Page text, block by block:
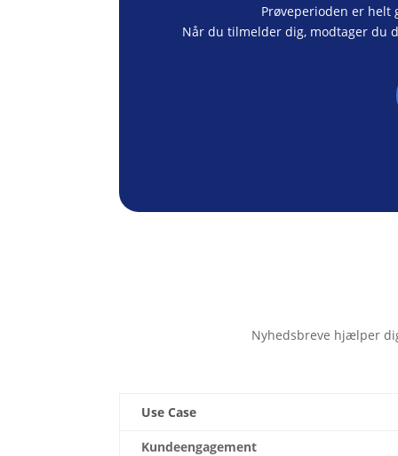
Prøveperioden er
Når du tilmelder dig, modtager du
Nyhedsbreve hjælper
Use Case
Kundeengagement